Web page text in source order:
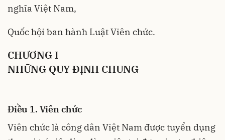
nghĩa Việt Nam,
Quốc hội ban hành Luật Viên chức.
CHƯƠNG I
NHỮNG QUY ĐỊNH CHUNG
Điều 1. Viên chức
Viên chức là công dân Việt Nam được tuyển dụng